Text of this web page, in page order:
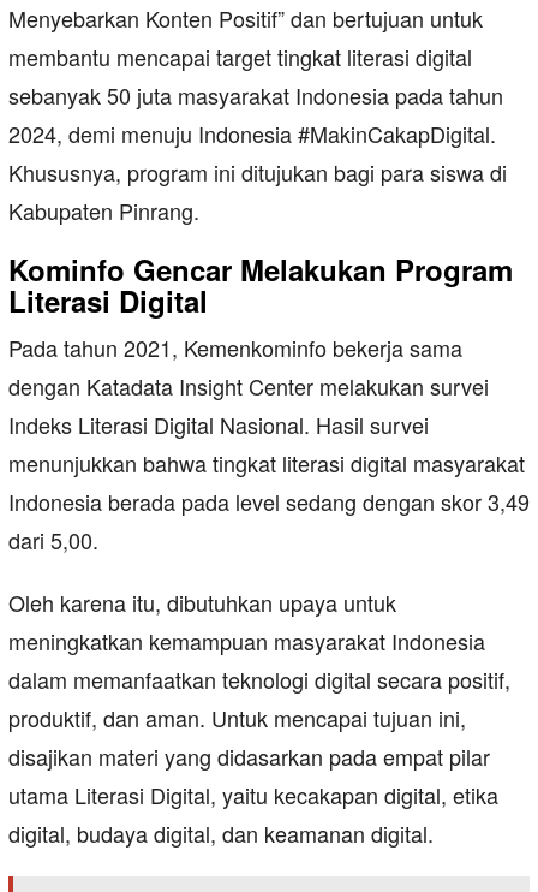
Menyebarkan Konten Positif” dan bertujuan untuk
membantu mencapai target tingkat literasi digital
sebanyak 50 juta masyarakat Indonesia pada tahun
2024, demi menuju Indonesia #MakinCakapDigital.
Khususnya, program ini ditujukan bagi para siswa di
Kabupaten Pinrang.
Kominfo Gencar Melakukan Program
Literasi Digital
Pada tahun 2021, Kemenkominfo bekerja sama
dengan Katadata Insight Center melakukan survei
Indeks Literasi Digital Nasional. Hasil survei
menunjukkan bahwa tingkat literasi digital masyarakat
Indonesia berada pada level sedang dengan skor 3,49
dari 5,00.
Oleh karena itu, dibutuhkan upaya untuk
meningkatkan kemampuan masyarakat Indonesia
dalam memanfaatkan teknologi digital secara positif,
produktif, dan aman. Untuk mencapai tujuan ini,
disajikan materi yang didasarkan pada empat pilar
utama Literasi Digital, yaitu kecakapan digital, etika
digital, budaya digital, dan keamanan digital.